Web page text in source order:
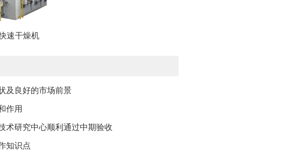
速干燥机
及良好的市场前景
作用
术研究中心顺利通过中期验收
知识点